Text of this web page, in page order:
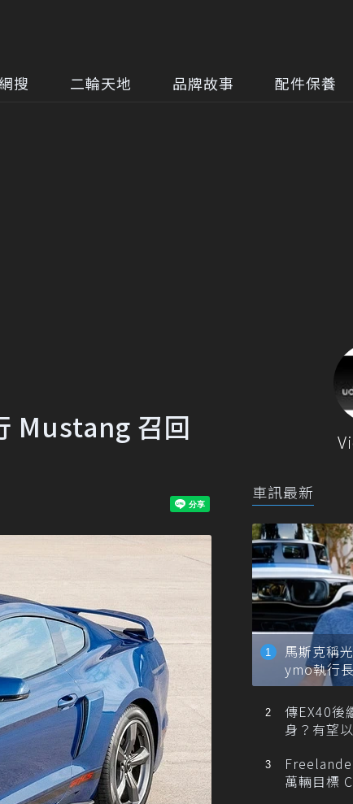
搜 二輪天地 品牌故事 配件保養
Mustang 召回
車訊最新
馬斯克稱
ymo執行
自動駕駛
傳EX40後
身？有望
萬輛目標